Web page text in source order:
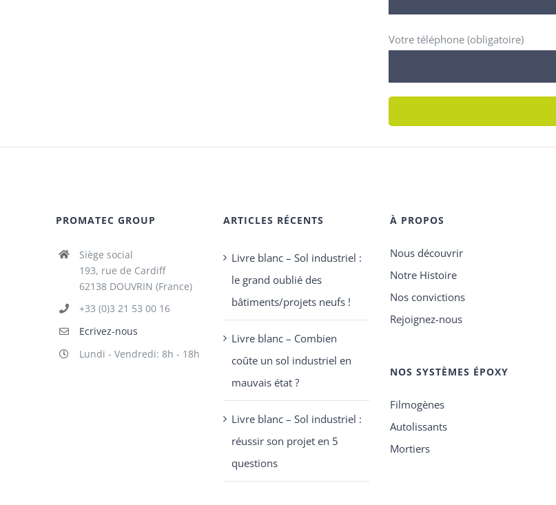
Votre téléphone (obligatoire)
PROMATEC GROUP
Siège social
193, rue de Cardiff
62138 DOUVRIN (France)
+33 (0)3 21 53 00 16
Ecrivez-nous
Lundi - Vendredi: 8h - 18h
ARTICLES RÉCENTS
Livre blanc – Sol industriel :
le grand oublié des
bâtiments/projets neufs !
Livre blanc – Combien
coûte un sol industriel en
mauvais état ?
Livre blanc – Sol industriel :
réussir son projet en 5
questions
À PROPOS
Nous découvrir
Notre Histoire
Nos convictions
Rejoignez-nous
NOS SYSTÈMES ÉPOXY
Filmogènes
Autolissants
Mortiers